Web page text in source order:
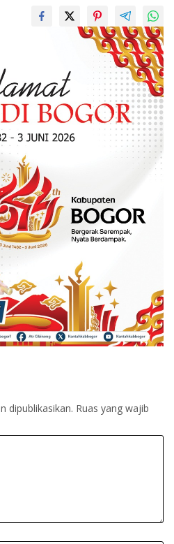
dipublikasikan. Ruas yang wajib